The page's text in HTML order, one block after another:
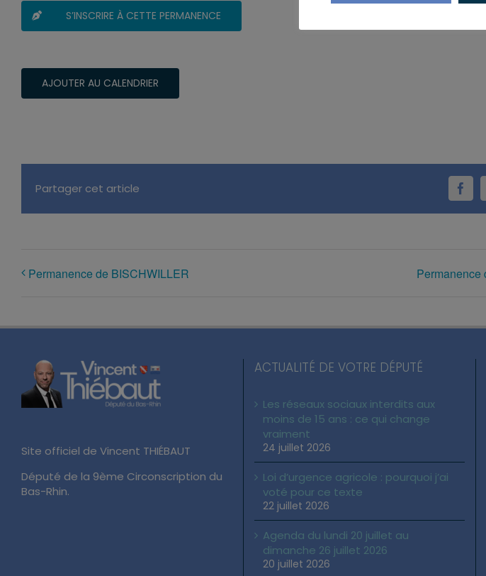
S’INSCRIRE À CETTE PERMANENCE
AJOUTER AU CALENDRIER
Partager cet article
Permanence de BISCHWILLER Permanence
Site officiel de Vincent THIÉBAUT
Député de la 9ème Circonscription du
Bas-Rhin.
ACTUALITÉ DE VOTRE DÉPUTÉ
Les réseaux sociaux interdits aux
moins de 15 ans : ce qui change
vraiment
24 juillet 2026
Loi d’urgence agricole : pourquoi j’ai
voté pour ce texte
22 juillet 2026
Agenda du lundi 20 juillet au
dimanche 26 juillet 2026
20 juillet 2026